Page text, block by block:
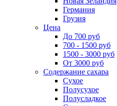
Германия
Грузия
Цена
До 700 руб
700 - 1500 руб
1500 - 3000 руб
От 3000 руб
Содержание сахара
Сухое
Полусухое
Полусладкое